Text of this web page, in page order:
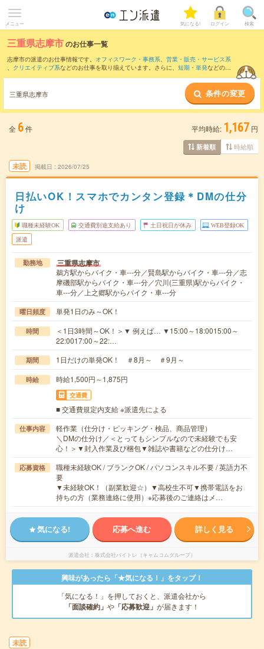
メニュー 気になる! ログイン 検索
三重県志摩市のお仕事一覧
志摩市の派遣のお仕事情報です。 オフィスワーク・事務系、 営業・販売・サービス系
、 クリエイティブ系などのお仕事を取り揃えています。さらに、 短期 ・ 単発などの期
また、鳥羽市など隣接エリアのお仕事もご確認いただけます。
三重県志摩市 条件の変更
全 6件 平均時給: 1,167 円
新着順 時給順
未読 掲載日 2026/07/25
日払いOK！スマホでカンタン登録＊DMの仕分
け
職種未経験OK 交通費別途支給あり 土日祝日が休み WEB登録OK
派遣
勤務地 三重県志摩市
鵜方駅からバイク・車---分／賢島駅からバイク・車---分／志
摩磯部駅からバイク・車---分／穴川(三重県)駅からバイク・
車---分／上之郷駅からバイク・車---分
曜日頻度 単発1日のみ～OK！
時間
＜1日3時間～OK！＞▼ 例えば… ▼15:00～18:0015:00～
22:0017:00～22:…
期間 1日だけの単発OK！ ＃8月～ ＃9月～
時給 時給1,500円～1,875円
交通費
■ 交通費規定内支給 ※派遣先による
仕事内容
軽作業（仕分け・ピッキング・検品、商品管理）
＼DMの仕分け／＜とってもシンプルなので未経験でも安
心！＞▼封入作業及び梱包▼雑誌や書籍などの仕分け…
応募資格
職種未経験OK / ブランクOK / パソコンスキル不要 / 英語力不
要
▼未経験OK！（副業歓迎☆）▼高校生不可▼携帯電話をお
持ちの方（業務連絡に使用）※応募後のご連絡はメ…
気になる! 応募へ進む 詳しく見る
派遣会社 株式会社バイトレ（キャムコムグループ）
興味があったら「★気になる！」をタップ！
「気になる！」を押しておくと、派遣会社から
「面談確約」 や 「応募歓迎」 が届きます！
未読